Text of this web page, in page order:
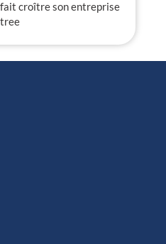
croître son entreprise